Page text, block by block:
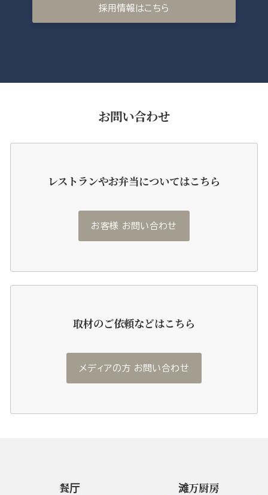
採用情報はこちら
お問い合わせ
レストランやお弁当についてはこちら
お客様 お問い合わせ
取材のご依頼などはこちら
メディアの方 お問い合わせ
餐厅 滩万厨房